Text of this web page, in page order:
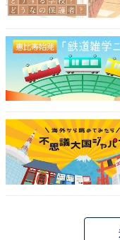
パック 自走式 ハン
日立「CV-SF80A A